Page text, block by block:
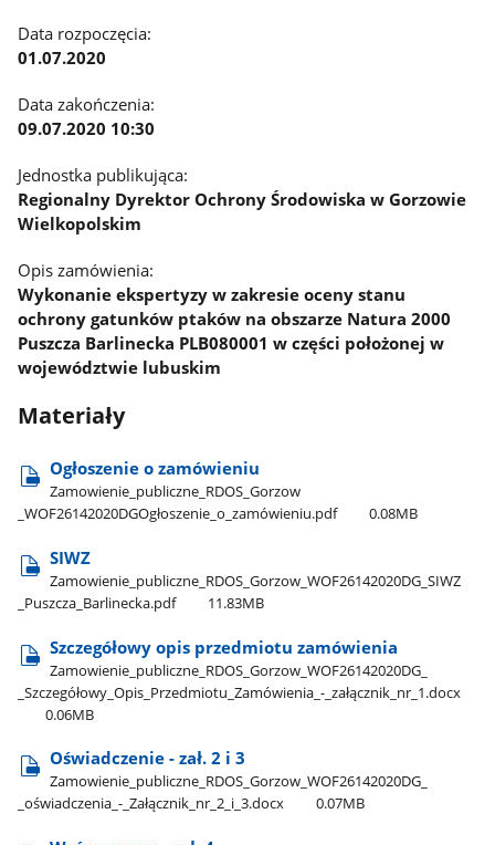
Data rozpoczęcia:
01.07.2020
Data zakończenia:
09.07.2020 10:30
Jednostka publikująca:
Regionalny Dyrektor Ochrony Środowiska w Gorzowie
Wielkopolskim
Opis zamówienia:
Wykonanie ekspertyzy w zakresie oceny stanu
ochrony gatunków ptaków na obszarze Natura 2000
Puszcza Barlinecka PLB080001 w części położonej w
województwie lubuskim
Materiały
Ogłoszenie o zamówieniu
Zamowienie​_publiczne​_RDOS​_Gorzow​
_WOF26142020DGOgłoszenie​_o​_zamówieniu.pdf
0.08MB
SIWZ
Zamowienie​_publiczne​_RDOS​_Gorzow​_WOF26142020DG​_SIWZ​
_Puszcza​_Barlinecka.pdf
11.83MB
Szczegółowy opis przedmiotu zamówienia
Zamowienie​_publiczne​_RDOS​_Gorzow​_WOF26142020DG​_​
_Szczegółowy​_Opis​_Przedmiotu​_Zamówienia​_-​_załącznik​_nr​_1.docx
0.06MB
Oświadczenie - zał. 2 i 3
Zamowienie​_publiczne​_RDOS​_Gorzow​_WOF26142020DG​_​
_oświadczenia​_-​_Załącznik​_nr​_2​_i​_3.docx
0.07MB